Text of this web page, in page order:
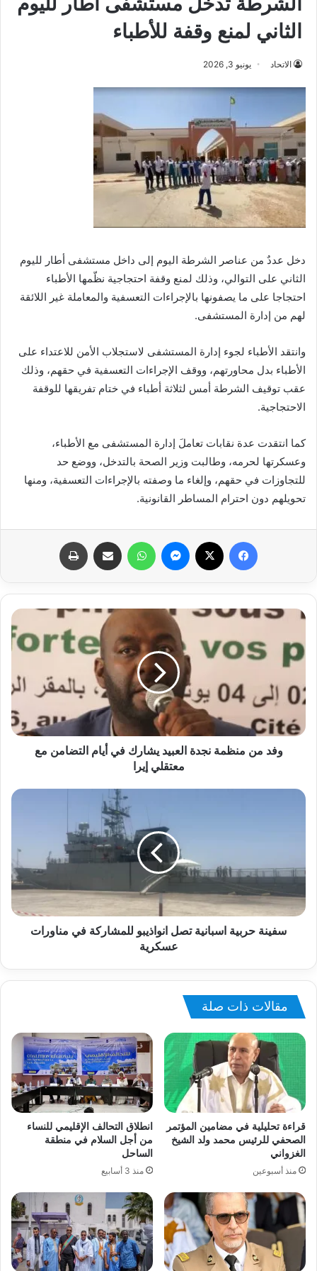
الثاني لمنع وقفة للأطباء
الاتحاد يونيو 3, 2026
دخل عددٌ من عناصر الشرطة اليوم إلى داخل مستشفى أطار لليوم
الثاني على التوالي، وذلك لمنع وقفة احتجاجية نظّمها الأطباء
احتجاجا على ما يصفونها بالإجراءات التعسفية والمعاملة غير اللائقة
لهم من إدارة المستشفى.
وانتقد الأطباء لجوء إدارة المستشفى لاستجلاب الأمن للاعتداء على
الأطباء بدل محاورتهم، ووقف الإجراءات التعسفية في حقهم، وذلك
عقب توقيف الشرطة أمس لثلاثة أطباء في ختام تفريقها للوقفة
الاحتجاجية.
كما انتقدت عدة نقابات تعاملَ إدارة المستشفى مع الأطباء،
وعسكرتها لحرمه، وطالبت وزير الصحة بالتدخل، ووضع حد
للتجاوزات في حقهم، وإلغاء ما وصفته بالإجراءات التعسفية، ومنها
تحويلهم دون احترام المساطر القانونية.
فيسبوك ماسنجر واتساب مشاركة عبر البريد
وفد من منظمة نجدة العبيد يشارك في أيام التضامن مع
معتقلي إيرا
سفينة حربية اسبانية تصل انواذيبو للمشاركة في مناورات
عسكرية
مقالات ذات صلة
قراءة تحليلية في مضامين المؤتمر
الصحفي للرئيس محمد ولد الشيخ
الغزواني
منذ أسبوعين
انطلاق التحالف الإقليمي للنساء
من أجل السلام في منطقة
الساحل
منذ 3 أسابيع